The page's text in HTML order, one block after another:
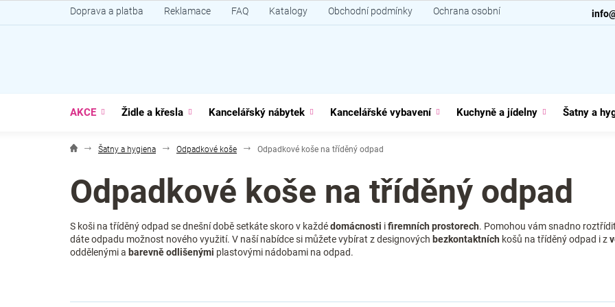
na
Doprava a platba Reklamace FAQ Katalogy Obchodní podmínky Ochrana osobních údajů
AKCE Židle a křesla Kancelářský nábytek Kancelářské vybavení Kuchyně a jídelny Šatny a
Šatny a hygiena Odpadkové koše Odpadkové koše na tříděný odpad
Odpadkové koše na tříděný odpad
S koši na tříděný odpad se dnešní době setkáte skoro v každédomácnosti ifiremních prostorech. Pomohou vám snadno
dáte odpadu možnost nového využití. V naší nabídce si můžete vybírat z designových bezkontaktních košů na tříděný odpad i z
oddělenými a barevně odlišenými plastovými nádobami na odpad.